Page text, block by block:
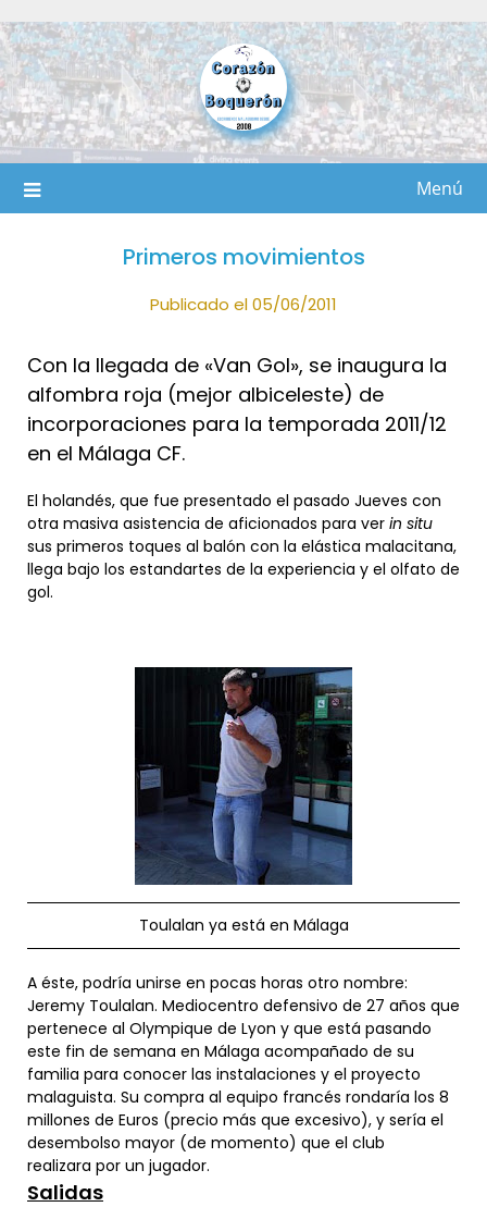
al
contenido
Menú
Primeros movimientos
Publicado el 05/06/2011
Con la llegada de «Van Gol», se inaugura la
alfombra roja (mejor albiceleste) de
incorporaciones para la temporada 2011/12
en el Málaga CF.
El holandés, que fue presentado el pasado Jueves con
otra masiva asistencia de aficionados para ver in situ
sus primeros toques al balón con la elástica malacitana,
llega bajo los estandartes de la experiencia y el olfato de
gol.
Toulalan ya está en Málaga
A éste, podría unirse en pocas horas otro nombre:
Jeremy Toulalan. Mediocentro defensivo de 27 años que
pertenece al Olympique de Lyon y que está pasando
este fin de semana en Málaga acompañado de su
familia para conocer las instalaciones y el proyecto
malaguista. Su compra al equipo francés rondaría los 8
millones de Euros (precio más que excesivo), y sería el
desembolso mayor (de momento) que el club
realizara por un jugador.
Salidas